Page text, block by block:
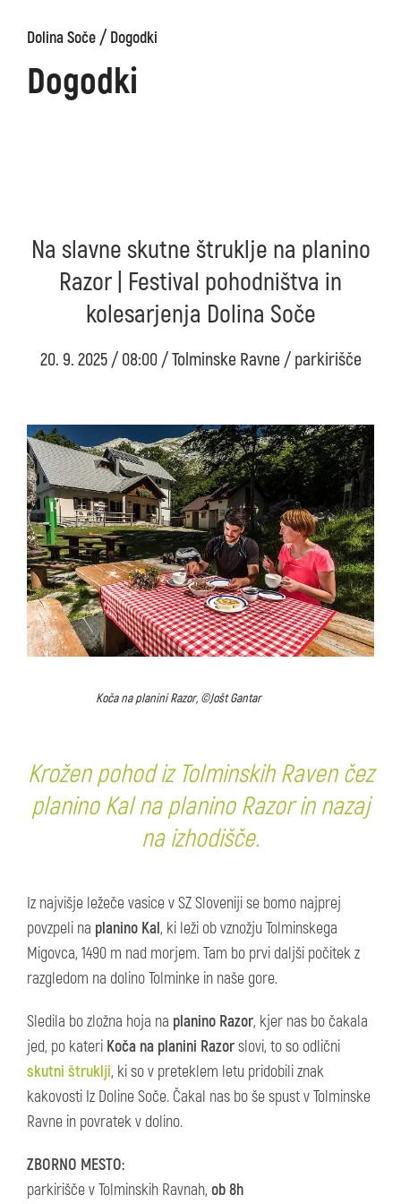
Dolina Soče/Dogodki
Dogodki
Na slavne skutne štruklje na planino
Razor | Festival pohodništva in
kolesarjenja Dolina Soče
20. 9. 2025 / 08:00 / Tolminske Ravne / parkirišče
Koča na planini Razor, ©Jošt Gantar
Krožen pohod iz Tolminskih Raven čez
planino Kal na planino Razor in nazaj
na izhodišče.
Iz najvišje ležeče vasice v SZ Sloveniji se bomo najprej
povzpeli na planino Kal, ki leži ob vznožju Tolminskega
Migovca, 1490 m nad morjem. Tam bo prvi daljši počitek z
razgledom na dolino Tolminke in naše gore.
Sledila bo zložna hoja na planino Razor, kjer nas bo čakala
jed, po kateri Koča na planini Razorslovi, to so odlični
skutni štruklji, ki so v preteklem letu pridobili znak
kakovosti Iz Doline Soče. Čakal nas bo še spust v Tolminske
Ravne in povratek v dolino.
ZBORNO MESTO:
parkirišče v Tolminskih Ravnah, ob 8h